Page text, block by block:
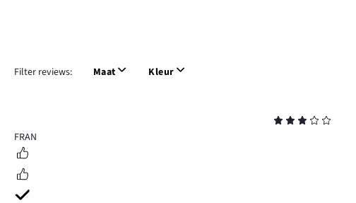
Filter reviews: Maat Kleur
3
FRAN